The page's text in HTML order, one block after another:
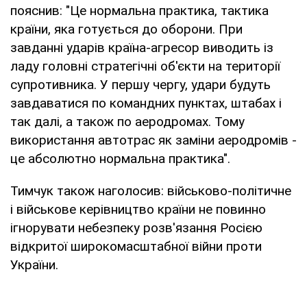
пояснив: "Це нормальна практика, тактика
країни, яка готується до оборони. При
завданні ударів країна-агресор виводить із
ладу головні стратегічні об'єкти на території
супротивника. У першу чергу, удари будуть
завдаватися по командних пунктах, штабах і
так далі, а також по аеродромах. Тому
використання автотрас як заміни аеродромів -
це абсолютно нормальна практика".
Тимчук також наголосив: військово-політичне
і військове керівництво країни не повинно
ігнорувати небезпеку розв'язання Росією
відкритої широкомасштабної війни проти
України.